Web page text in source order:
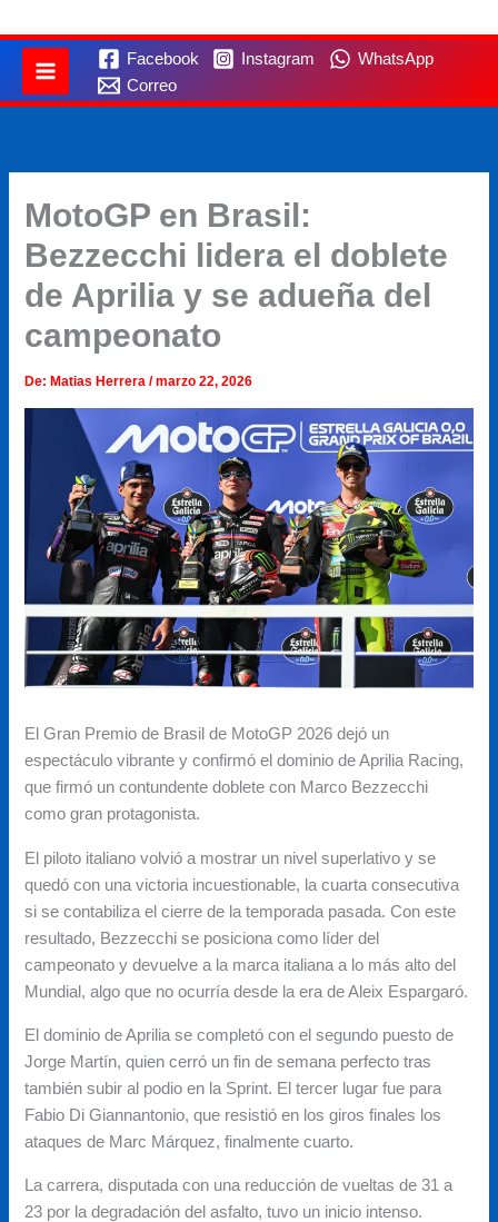
Facebook Instagram
WhatsApp
Correo
MotoGP en Brasil:
Bezzecchi lidera el doblete
de Aprilia y se adueña del
campeonato
De: Matias Herrera/marzo 22, 2026
El Gran Premio de Brasil de MotoGP 2026 dejó un
espectáculo vibrante y confirmó el dominio de Aprilia Racing,
que firmó un contundente doblete con Marco Bezzecchi
como gran protagonista.
El piloto italiano volvió a mostrar un nivel superlativo y se
quedó con una victoria incuestionable, la cuarta consecutiva
si se contabiliza el cierre de la temporada pasada. Con este
resultado, Bezzecchi se posiciona como líder del
campeonato y devuelve a la marca italiana a lo más alto del
Mundial, algo que no ocurría desde la era de Aleix Espargaró.
El dominio de Aprilia se completó con el segundo puesto de
Jorge Martín, quien cerró un fin de semana perfecto tras
también subir al podio en la Sprint. El tercer lugar fue para
Fabio Di Giannantonio, que resistió en los giros finales los
ataques de Marc Márquez, finalmente cuarto.
La carrera, disputada con una reducción de vueltas de 31 a
23 por la degradación del asfalto, tuvo un inicio intenso.